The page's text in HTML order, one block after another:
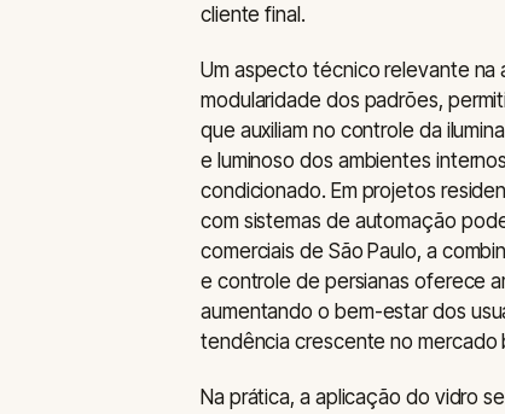
cliente final.
Um aspecto técnico relevante na
modularidade dos padrões,
que auxiliam no controle da
e luminoso dos ambientes
condicionado. Em projetos
com sistemas de automação
comerciais de São Paulo, a
e controle de persianas oferece
aumentando o bem-estar dos
tendência crescente no mercado
Na prática, a aplicação do vidro